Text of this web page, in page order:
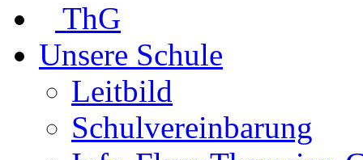
ThG
Unsere Schule
Leitbild
Schulvereinbarung